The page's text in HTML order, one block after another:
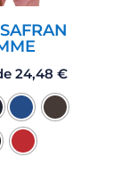
24,48€